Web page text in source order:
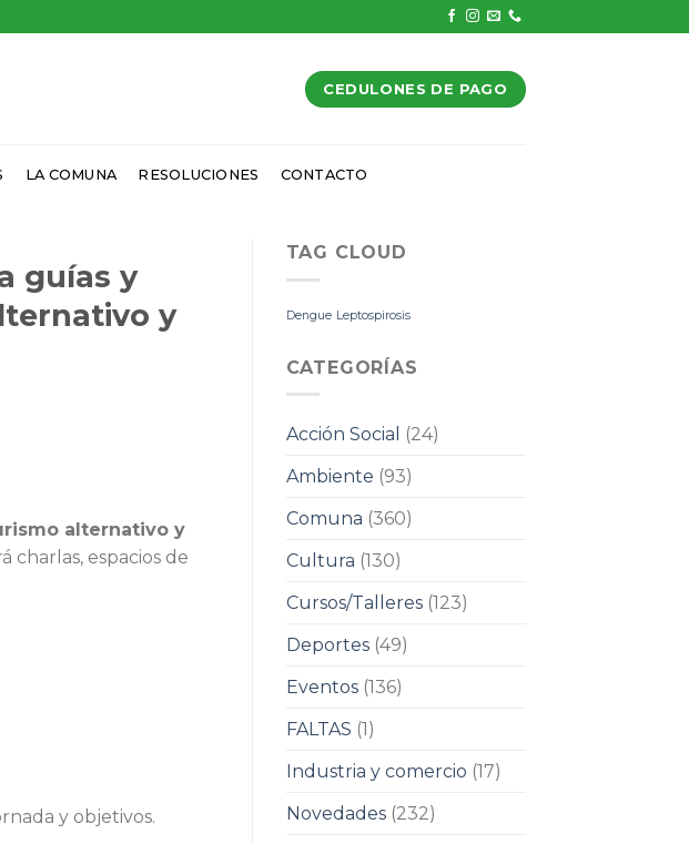
CEDULONES DE PAGO
LA COMUNA RESOLUCIONES CONTACTO
guías y
y
alternativo y
charlas, espacios de
y objetivos.
TAG CLOUD
Dengue Leptospirosis
CATEGORÍAS
Acción Social
(24)
Ambiente (93)
Comuna (360)
Cultura (130)
Cursos/Talleres(123)
Deportes(49)
Eventos(136)
FALTAS (1)
Industria y comercio (17)
Novedades(232)